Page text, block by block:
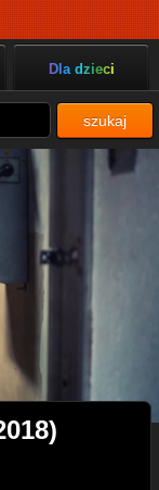
Dla dzieci
szukaj